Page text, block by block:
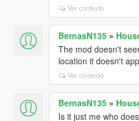
Ver contexto
BernasN135»
The mod doesn't
location it doesn't
Ver contexto
BernasN135»
Is it just me who